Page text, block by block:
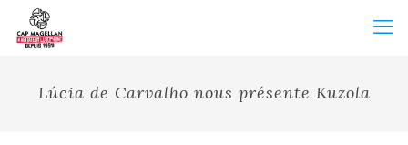
Lúcia de Carvalho nous présente Kuzola